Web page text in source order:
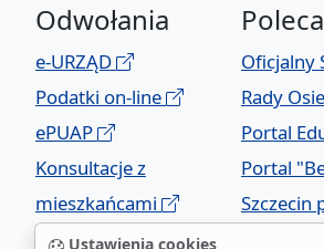
Ustawienia cookies
Odwołania
e-URZĄD
Podatki on-line
ePUAP
Konsultacje z
mieszkańcami
Geoportal
Oficjalny
Rady
Portal
Portal
Szczecin